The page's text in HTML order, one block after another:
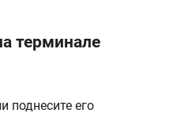
терминале
поднесите его